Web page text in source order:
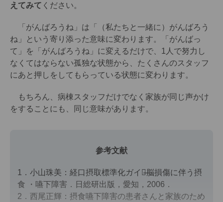
えてみて ください。
「がんばろうね」は「（私たちと一緒に）がんばろう
ね」という寄り添った意味に変わります。「がんばっ
て」を「がんばろうね」に変えるだけで、1人で努力し
なくてはならない孤独な状態から、たくさんのスタッフ
にあと押しをしてもらっている状態に変わります。
もちろん、病棟スタッフだけでなく家族が同じ声かけ
をすることにも、同じ意味があります。
参考文献
1．小山珠美：経口摂取標準化ガイド̶脳損傷に伴う摂
食 ・嚥下障害．日総研出版，愛知，2006．
2．西尾正輝：摂食嚥下障害の患者さんと家族のため